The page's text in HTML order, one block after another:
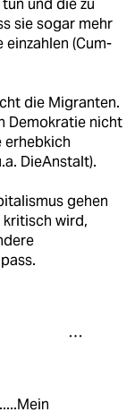
und die zu
sie sogar mehr
einzahlen (Cum-
die Migranten.
Demokratie nicht
erhebkich
DieAnstalt).
gehen
kritisch wird,